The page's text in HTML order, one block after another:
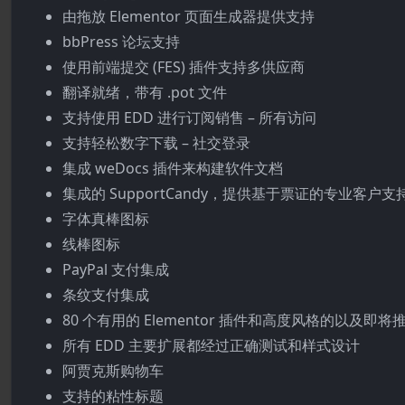
由拖放 Elementor 页面生成器提供支持
bbPress 论坛支持
使用前端提交 (FES) 插件支持多供应商
翻译就绪，带有 .pot 文件
支持使用 EDD 进行订阅销售 – 所有访问
支持轻松数字下载 – 社交登录
集成 weDocs 插件来构建软件文档
集成的 SupportCandy，提供基于票证的专业客户支
字体真棒图标
线棒图标
PayPal 支付集成
条纹支付集成
80 个有用的 Elementor 插件和高度风格的以及即将
所有 EDD 主要扩展都经过正确测试和样式设计
阿贾克斯购物车
支持的粘性标题